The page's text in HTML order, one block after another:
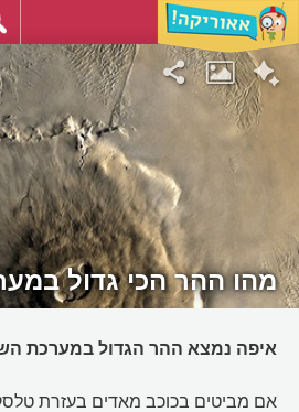
מהו ההר הכי גדול
איפה נמצא ההר הגדול במערכת
אם מביטים בכוכב מאדים בעזרת